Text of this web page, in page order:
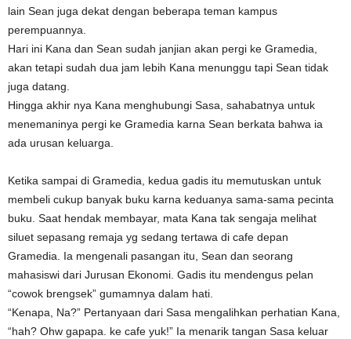
lain Sean juga dekat dengan beberapa teman kampus
perempuannya.
Hari ini Kana dan Sean sudah janjian akan pergi ke Gramedia,
akan tetapi sudah dua jam lebih Kana menunggu tapi Sean tidak
juga datang.
Hingga akhir nya Kana menghubungi Sasa, sahabatnya untuk
menemaninya pergi ke Gramedia karna Sean berkata bahwa ia
ada urusan keluarga.
Ketika sampai di Gramedia, kedua gadis itu memutuskan untuk
membeli cukup banyak buku karna keduanya sama-sama pecinta
buku. Saat hendak membayar, mata Kana tak sengaja melihat
siluet sepasang remaja yg sedang tertawa di cafe depan
Gramedia. Ia mengenali pasangan itu, Sean dan seorang
mahasiswi dari Jurusan Ekonomi. Gadis itu mendengus pelan
“cowok brengsek” gumamnya dalam hati.
“Kenapa, Na?” Pertanyaan dari Sasa mengalihkan perhatian Kana,
“hah? Ohw gapapa. ke cafe yuk!” Ia menarik tangan Sasa keluar